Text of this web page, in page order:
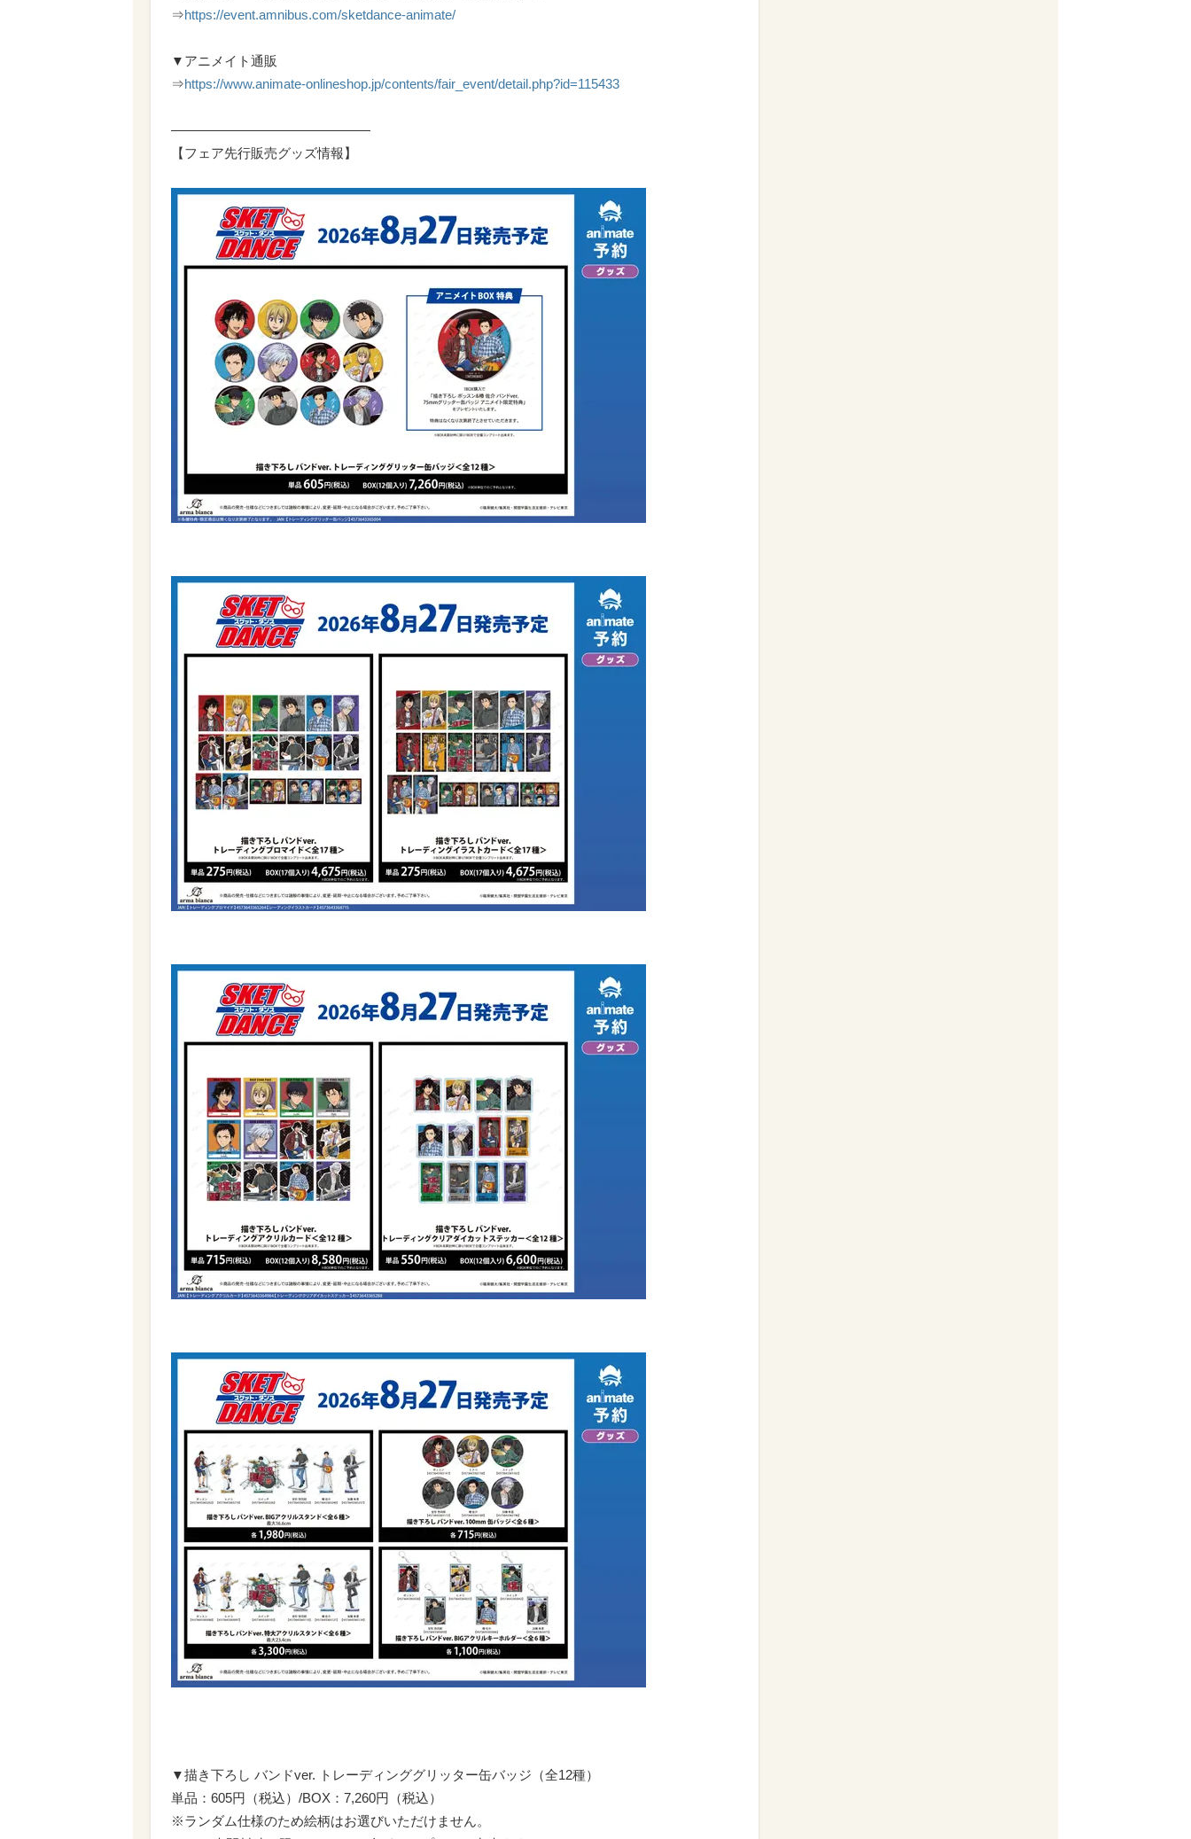
⇒https://event.amnibus.com/sketdance-animate/
▼アニメイト通販
⇒https://www.animate-onlineshop.jp/contents/fair_event/detail.php?id=115433
―――――――――――――――
【フェア先行販売グッズ情報】
▼描き下ろし バンドver. トレーディンググリッター缶バッジ（全12種）
単品：605円（税込）/BOX：7,260円（税込）
※ランダム仕様のため絵柄はお選びいただけません。